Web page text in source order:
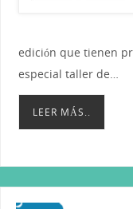
edición que tienen
especial taller de…
LEER MÁS..